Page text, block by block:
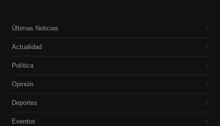
Últimas Noticias ›
Actualidad ›
Política ›
Opinión ›
Deportes ›
Eventos ›